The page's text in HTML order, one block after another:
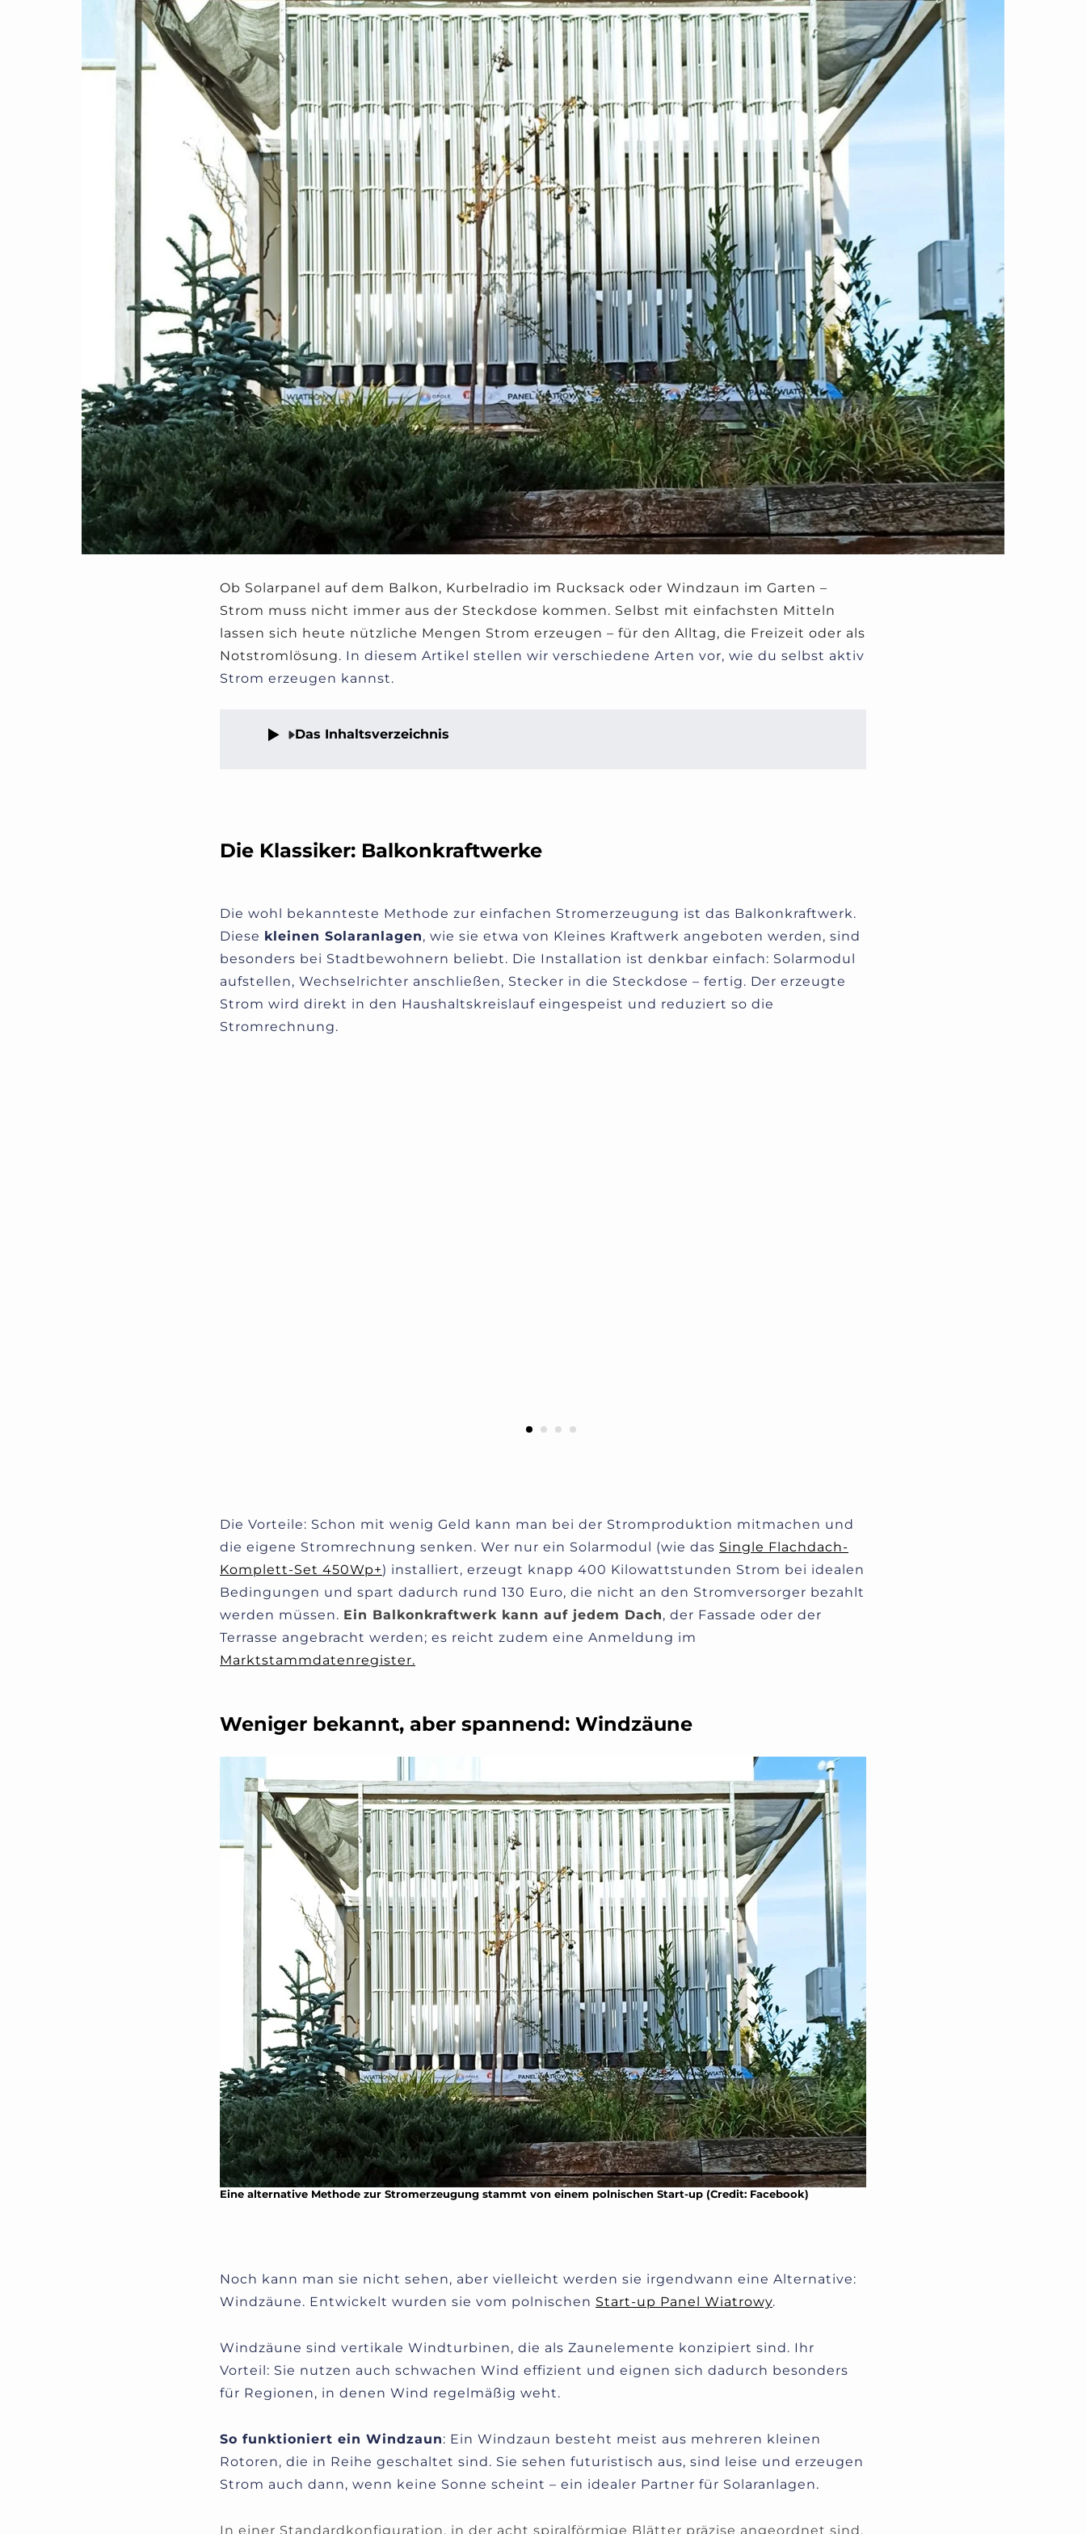
4000W
Ob Solarpanel auf dem Balkon, Kurbelradio im Rucksack oder Windzaun im Garten –
Strom muss nicht immer aus der Steckdose kommen. Selbst mit einfachsten Mitteln
lassen sich heute nützliche Mengen Strom erzeugen – für den Alltag, die Freizeit oder als
Notstromlösung. In diesem Artikel stellen wir verschiedene Arten vor, wie du selbst aktiv
Strom erzeugen kannst.
Das Inhaltsverzeichnis
Die Klassiker: Balkonkraftwerke
Die wohl bekannteste Methode zur einfachen Stromerzeugung ist das Balkonkraftwerk.
Diese kleinen Solaranlagen, wie sie etwa von Kleines Kraftwerk angeboten werden, sind
besonders bei Stadtbewohnern beliebt. Die Installation ist denkbar einfach: Solarmodul
aufstellen, Wechselrichter anschließen, Stecker in die Steckdose – fertig. Der erzeugte
Strom wird direkt in den Haushaltskreislauf eingespeist und reduziert so die
Stromrechnung.
Die Vorteile: Schon mit wenig Geld kann man bei der Stromproduktion mitmachen und
die eigene Stromrechnung senken. Wer nur ein Solarmodul (wie das Single Flachdach-
Komplett-Set 450Wp+) installiert, erzeugt knapp 400 Kilowattstunden Strom bei idealen
Bedingungen und spart dadurch rund 130 Euro, die nicht an den Stromversorger bezahlt
werden müssen. Ein Balkonkraftwerk kann auf jedem Dach, der Fassade oder der
Terrasse angebracht werden; es reicht zudem eine Anmeldung im
Marktstammdatenregister.
Weniger bekannt, aber spannend: Windzäune
Eine alternative Methode zur Stromerzeugung stammt von einem polnischen Start-up (Credit: Facebook)
Noch kann man sie nicht sehen, aber vielleicht werden sie irgendwann eine Alternative:
Windzäune. Entwickelt wurden sie vom polnischen Start-up Panel Wiatrowy.
Windzäune sind vertikale Windturbinen, die als Zaunelemente konzipiert sind. Ihr
Vorteil: Sie nutzen auch schwachen Wind effizient und eignen sich dadurch besonders
für Regionen, in denen Wind regelmäßig weht.
So funktioniert ein Windzaun: Ein Windzaun besteht meist aus mehreren kleinen
Rotoren, die in Reihe geschaltet sind. Sie sehen futuristisch aus, sind leise und erzeugen
Strom auch dann, wenn keine Sonne scheint – ein idealer Partner für Solaranlagen.
In einer Standardkonfiguration, in der acht spiralförmige Blätter präzise angeordnet sind,